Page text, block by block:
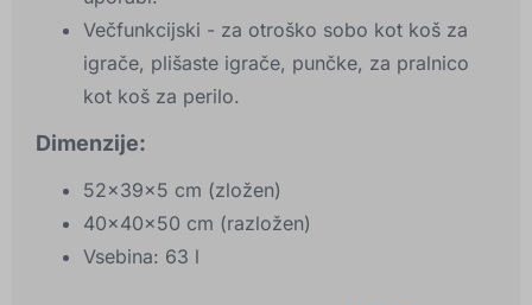
Večfunkcijski - za otroško sobo kot koš za
igrače, plišaste igrače, punčke, za pralnico
kot koš za perilo.
Dimenzije:
52x39x5 cm (zložen)
40x40x50 cm (razložen)
Vsebina: 63 l